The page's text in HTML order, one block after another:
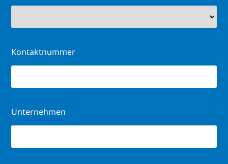
Kontaktnummer
Unternehmen